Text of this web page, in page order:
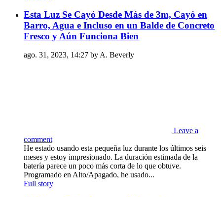
Esta Luz Se Cayó Desde Más de 3m, Cayó en
Barro, Agua e Incluso en un Balde de Concreto
Fresco y Aún Funciona Bien
ago. 31, 2023, 14:27 by A. Beverly
Leave a
comment
He estado usando esta pequeña luz durante los últimos seis
meses y estoy impresionado. La duración estimada de la
batería parece un poco más corta de lo que obtuve.
Programado en Alto/Apagado, he usado...
Full story